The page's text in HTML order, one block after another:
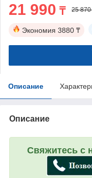
21 990 ₸ 25 870
Экономия 3880 ₸
Описание
Описание
Свяжитесь с